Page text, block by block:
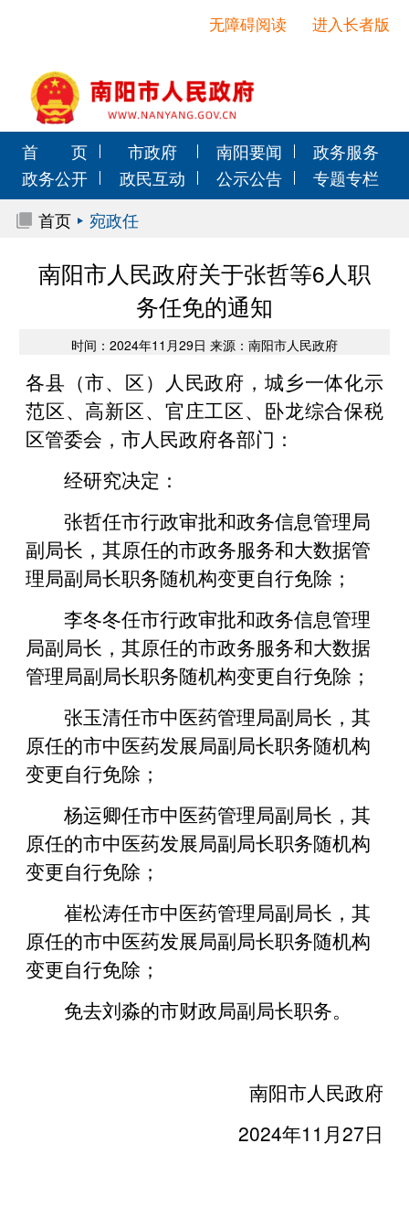
进入长者版
无障碍阅读
首 页 市政府 南阳要闻
政务服务
政务公开
政民互动 公示公告
专题专栏
首页
宛政任
南阳市人民政府关于张哲等6人职
务任免的通知
时间：2024年11月29日 来源：南阳市人民政府
各县（市、区）人民政府，城乡一体化示
范区、高新区、官庄工区、卧龙综合保税
区管委会，市人民政府各部门：
经研究决定：
张哲任市行政审批和政务信息管理局
副局长，其原任的市政务服务和大数据管
理局副局长职务随机构变更自行免除；
李冬冬任市行政审批和政务信息管理
局副局长，其原任的市政务服务和大数据
管理局副局长职务随机构变更自行免除；
张玉清任市中医药管理局副局长，其
原任的市中医药发展局副局长职务随机构
变更自行免除；
杨运卿任市中医药管理局副局长，其
原任的市中医药发展局副局长职务随机构
变更自行免除；
崔松涛任市中医药管理局副局长，其
原任的市中医药发展局副局长职务随机构
变更自行免除；
免去刘淼的市财政局副局长职务。
南阳市人民政府
2024年11月27日